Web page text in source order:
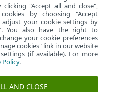
"Accept all and close",
by choosing "Accept
your cookie settings by
You also have the right to
your cookie preferences
cookies" link in our website
(if available). For more
Policy.
AND CLOSE